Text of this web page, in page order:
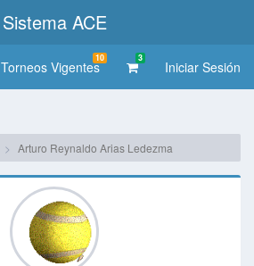
Sistema ACE
Torneos Vigentes
10 3
Iniciar Sesión
Arturo Reynaldo Arias Ledezma